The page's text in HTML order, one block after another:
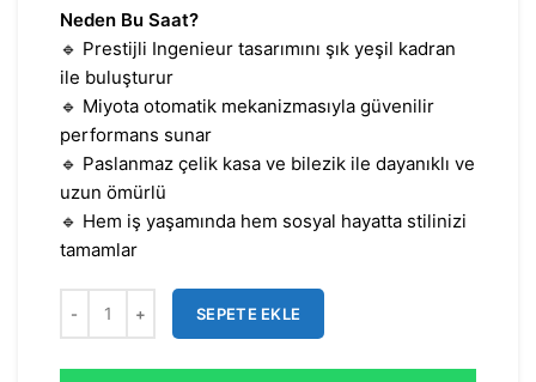
Neden Bu Saat?
🔹 Prestijli Ingenieur tasarımını şık yeşil kadran
ile buluşturur
🔹 Miyota otomatik mekanizmasıyla güvenilir
performans sunar
🔹 Paslanmaz çelik kasa ve bilezik ile dayanıklı ve
uzun ömürlü
🔹 Hem iş yaşamında hem sosyal hayatta stilinizi
tamamlar
SEPETE EKLE